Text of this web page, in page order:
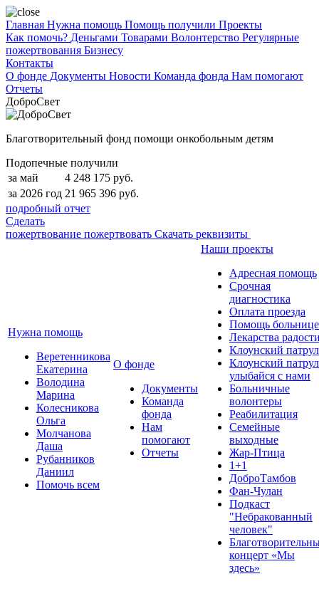
Главная Нужна помощь Помощь получили Проекты
Как помочь? Деньгами Товарами Волонтерство Регулярные
пожертвования Бизнесу
Контакты
О фонде Документы Новости Команда фонда Нам помогают
Отчеты
ДоброСвет
Благотворительный фонд помощи онкобольным детям
Подопечные получили
за май
4 248 175 руб.
за 2026 год 21 965 396 руб.
подробный отчет
Сделать
пожертвование пожертвовать Скачать реквизиты
Нужна помощь
Веретенникова
Екатерина
Володина
Марина
Колесникова
Ольга
Молчанова
Даша
Рубанников
Даниил
Помочь всем
О фонде
Документы
Команда
фонда
Нам
помогают
Отчеты
Наши проекты
Адресная помощь
Срочная
диагностика
Оплата проезда
Помощь больнице
Лекарства
Клоунский
Клоунский
улыбайся с нами
Больничные
волонтеры
Реабилитация
Семейные
выходные
Жар-Птица
1+1
ДоброТамбов
Фан-Чулан
Подкаст
"Небракованный
человек"
концерт «Мы
здесь»